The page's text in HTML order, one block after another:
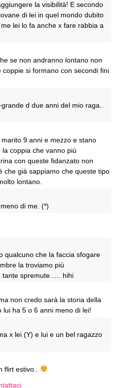
la visibilità! E secondo
di lei in quel mondo dubito
lei lo fa anche x fare rabbia a
se non andranno lontano non
coppie si formano con secondi fini
d due anni del mio raga..
9 anni e mezzo e stano
coppia che vanno più
con queste fidanzato non
che già sappiamo che queste tipo
lontano.
di me. (*)
qualcuno che la faccia sfogare
la troviamo più
tante spremute….. hihi
non credo sarà la storia della
lui ha 5 o 6 anni meno di lei!
x lei (Y) e lui e un bel ragazzo
flirt estivo..